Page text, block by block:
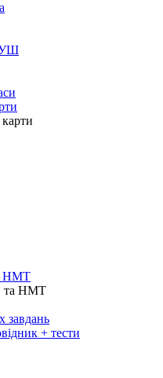
НМТ
та НМТ
завдань
+ тести